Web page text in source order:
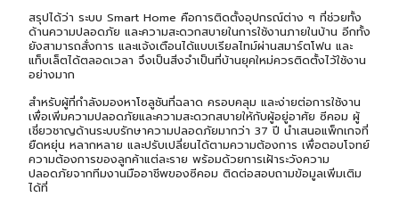
สรุปได้ว่า ระบบ Smart Home คือการติดตั้งอุปกรณ์ต่าง ๆ ที่ช่วยทั้ง
ด้านความปลอดภัย และความสะดวกสบายในการใช้งานภายในบ้าน อีกทั้ง
ยังสามารถสั่งการ และแจ้งเตือนได้แบบเรียลไทม์ผ่านสมาร์ตโฟน และ
แท็บเล็ตได้ตลอดเวลา จึงเป็นสิ่งจำเป็นที่บ้านยุคใหม่ควรติดตั้งไว้ใช้งาน
อย่างมาก
สำหรับผู้ที่กำลังมองหาโซลูชันที่ฉลาด ครอบคลุม และง่ายต่อการใช้งาน
เพื่อเพิ่มความปลอดภัยและความสะดวกสบายให้กับผู้อยู่อาศัย ซีคอม ผู้
เชี่ยวชาญด้านระบบรักษาความปลอดภัยมากว่า 37 ปี นำเสนอแพ็กเกจที่
ยืดหยุ่น หลากหลาย และปรับเปลี่ยนได้ตามความต้องการ เพื่อตอบโจทย์
ความต้องการของลูกค้าแต่ละราย พร้อมด้วยการเฝ้าระวังความ
ปลอดภัยจากทีมงานมืออาชีพของซีคอม ติดต่อสอบถามข้อมูลเพิ่มเติม
ได้ที่